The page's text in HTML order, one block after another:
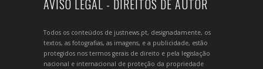
AVISO LEGAL - DIREITOS DE AUTOR
Todos os conteúdos de justnews.pt, designadamente, os
textos, as fotografias, as imagens, e a publicidade, estão
protegidos nos termos gerais de direito e pela legislação
nacional e internacional de proteção da propriedade